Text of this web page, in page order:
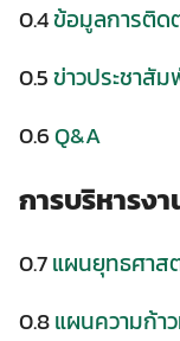
0.4ข้อมูลการติด
0.5ข่าวประชาสั
0.6Q&A
การบริหารง
0.7แผนยุทธศา
0.8แผนความก้า